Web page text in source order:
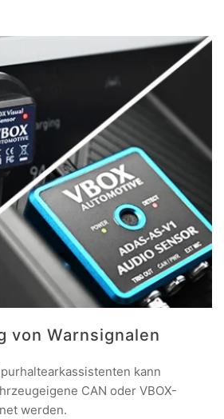
von Warnsignalen
kann
CAN oder VBOX-
werden.